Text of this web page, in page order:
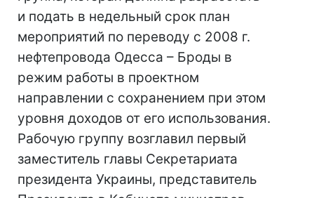
и подать в недельный срок план
мероприятий по переводу с 2008 г.
нефтепровода Одесса – Броды в
режим работы в проектном
направлении с сохранением при этом
уровня доходов от его использования.
Рабочую группу возглавил первый
заместитель главы Секретариата
президента Украины, представитель